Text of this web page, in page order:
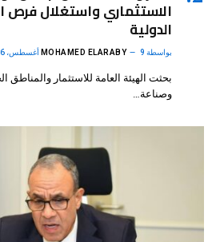
الاستثماري واستغلال فرص
الدولية
بواسطة MOHAMED ELARABY 9 أغسطس، 2026
بحثت الهيئة العامة للاستثمار
وصناعة…